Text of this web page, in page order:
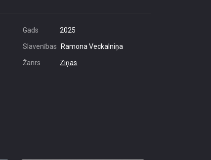
Gads 2025
Slavenības Ramona Veckalniņa
Žanrs Ziņas